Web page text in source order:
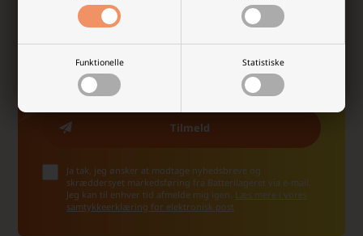
Funktionelle Statistiske
Ja tak, jeg ønsker at modtage nyhedsbreve og
skræddersyet markedsføring fra Batterilageret via e-mail.
Jeg kan til enhver tid afmelde mig igen. Læs mere i vores
samtykkeerklæring for elektronisk post